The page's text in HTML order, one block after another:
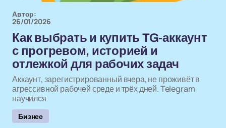
Автор:
26/01/2026
Как выбрать и купить TG-аккаунт
с прогревом, историей и
отлежкой для рабочих задач
Аккаунт, зарегистрированный вчера, не проживёт в
агрессивной рабочей среде и трёх дней. Telegram
научился
Бизнес